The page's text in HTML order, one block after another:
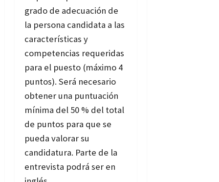
grado de adecuación de
la persona candidata a las
características y
competencias requeridas
para el puesto (máximo 4
puntos). Será necesario
obtener una puntuación
mínima del 50 % del total
de puntos para que se
pueda valorar su
candidatura. Parte de la
entrevista podrá ser en